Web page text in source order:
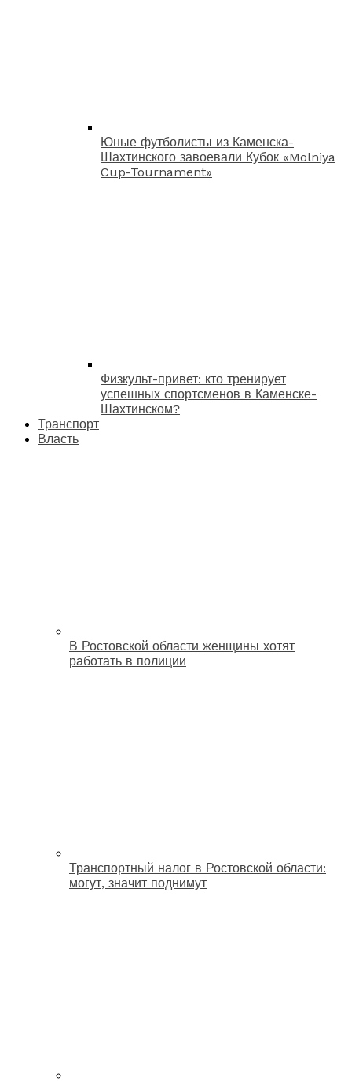
Юные футболисты из Каменска-
Шахтинского завоевали Кубок «Molniya
Cup-Tournament»
Физкульт-привет: кто тренирует
успешных спортсменов в Каменске-
Шахтинском?
Транспорт
Власть
В Ростовской области женщины хотят
работать в полиции
Транспортный налог в Ростовской области:
могут, значит поднимут